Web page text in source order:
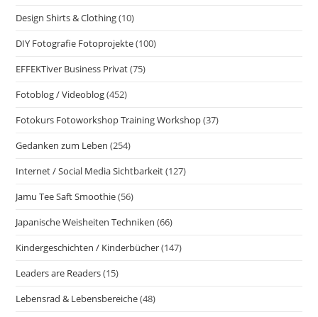
Design Shirts & Clothing(10)
DIY Fotografie Fotoprojekte(100)
EFFEKTiver Business Privat(75)
Fotoblog / Videoblog(452)
Fotokurs Fotoworkshop Training Workshop(37)
Gedanken zum Leben (254)
Internet / Social Media Sichtbarkeit(127)
Jamu Tee Saft Smoothie(56)
Japanische Weisheiten Techniken (66)
Kindergeschichten / Kinderbücher(147)
Leaders are Readers(15)
Lebensrad & Lebensbereiche(48)